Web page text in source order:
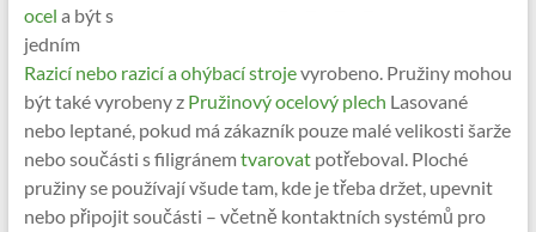
ocel a být s
jedním
Razicí nebo razicí a ohýbací strojevyrobeno. Pružiny mohou
být také vyrobeny zPružinový ocelový plech Lasované
nebo leptané, pokud má zákazník pouze malé velikosti šarže
nebo součásti s filigránemtvarovatpotřeboval. Ploché
pružiny se používají všude tam, kde je třeba držet, upevnit
nebo připojit součásti – včetně kontaktních systémů pro